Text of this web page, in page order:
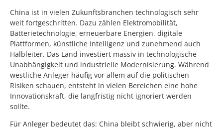
China ist in vielen Zukunftsbranchen technologisch sehr
weit fortgeschritten. Dazu zählen Elektromobilität,
Batterietechnologie, erneuerbare Energien, digitale
Plattformen, künstliche Intelligenz und zunehmend auch
Halbleiter. Das Land investiert massiv in technologische
Unabhängigkeit und industrielle Modernisierung. Während
westliche Anleger häufig vor allem auf die politischen
Risiken schauen, entsteht in vielen Bereichen eine hohe
Innovationskraft, die langfristig nicht ignoriert werden
sollte.
Für Anleger bedeutet das: China bleibt schwierig, aber nicht